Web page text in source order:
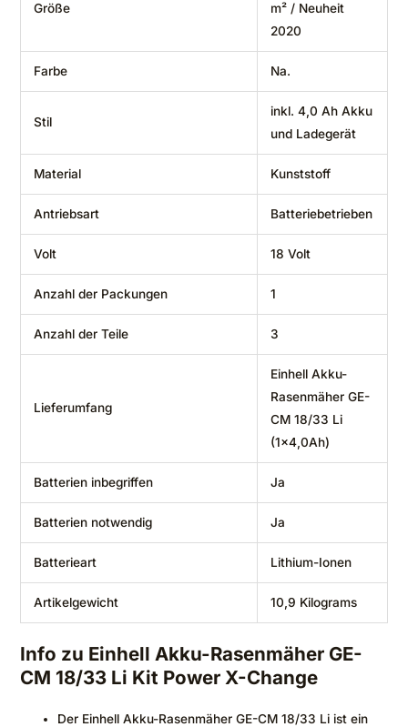
Größe
m² / Neuheit
2020
Farbe ‎Na.
Stil
‎inkl. 4,0 Ah Akku
und Ladegerät
Material ‎Kunststoff
Antriebsart ‎Batteriebetrieben
Volt ‎18 Volt
Anzahl der Packungen ‎1
Anzahl der Teile ‎3
Lieferumfang
‎Einhell Akku-
Rasenmäher GE-
CM 18/33 Li
(1×4,0Ah)
Batterien inbegriffen ‎Ja
Batterien notwendig ‎Ja
Batterieart ‎Lithium-Ionen
Artikelgewicht ‎10,9 Kilograms
Info zu Einhell Akku-Rasenmäher GE-
CM 18/33 Li Kit Power X-Change
Der Einhell Akku-Rasenmäher GE-CM 18/33 Li ist ein